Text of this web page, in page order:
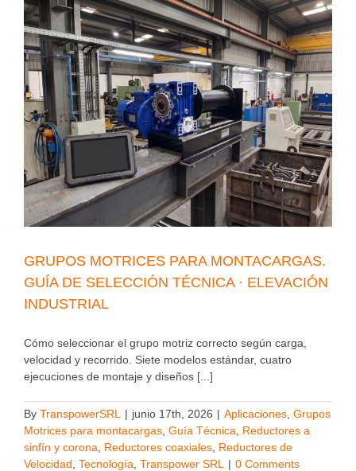
GRUPOS MOTRICES PARA MONTACARGAS.
GUÍA DE SELECCIÓN TÉCNICA · ELEVACIÓN
INDUSTRIAL
Cómo seleccionar el grupo motriz correcto según carga,
velocidad y recorrido. Siete modelos estándar, cuatro
ejecuciones de montaje y diseños [...]
By TranspowerSRL | junio 17th, 2026 | Aplicaciones Grupos
Motrices para montacargas Guía Técnica
Reductores a
sinfín y corona
Reductores coaxiales Reductores de
Velocidad Tecnología Transpower SRL | 0 Comments